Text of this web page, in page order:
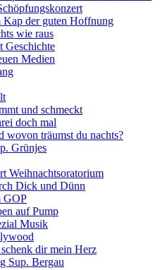
Kap der guten Hoffnung
wie raus
Geschichte
Medien
und schmeckt
doch mal
wovon träumst du nachts?
Grünjes
Weihnachtsoratorium
Dick und Dünn
GOP
auf Pump
Musik
dir mein Herz
Sup. Bergau